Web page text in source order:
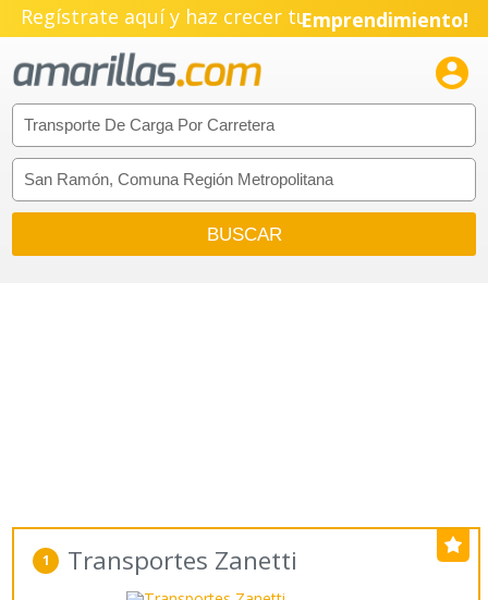
Regístrate aquí y haz crecer tuEmprendimiento!

1 Transportes Zanetti